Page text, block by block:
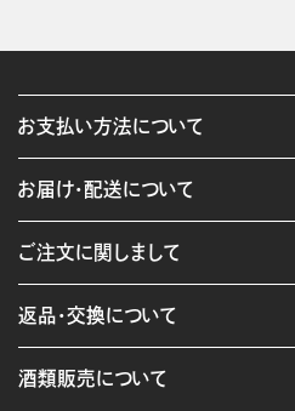
お支払い方法について
お届け・配送について
ご注文に関しまして
返品・交換について
酒類販売について